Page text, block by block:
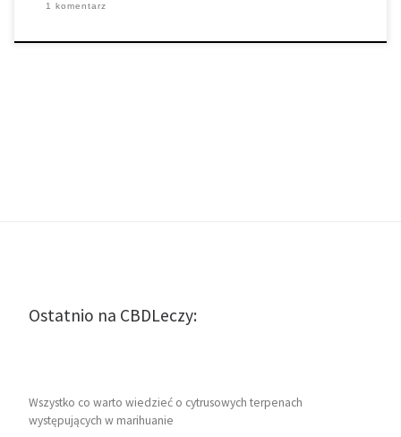
1 komentarz
Ostatnio na CBDLeczy:
Wszystko co warto wiedzieć o cytrusowych terpenach
występujących w marihuanie